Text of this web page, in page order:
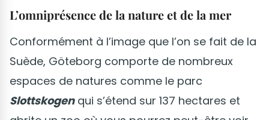
L’omniprésence de la nature et de la mer
Conformément à l’image que l’on se fait de la
Suède, Göteborg comporte de nombreux
espaces de natures comme le parc
Slottskogenqui s’étend sur 137 hectares et